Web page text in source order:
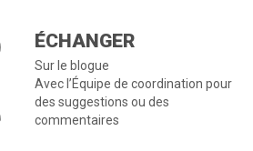
ÉCHANGER
Sur le blogue
Avec l’Équipe de coordination pour
des suggestions ou des
commentaires